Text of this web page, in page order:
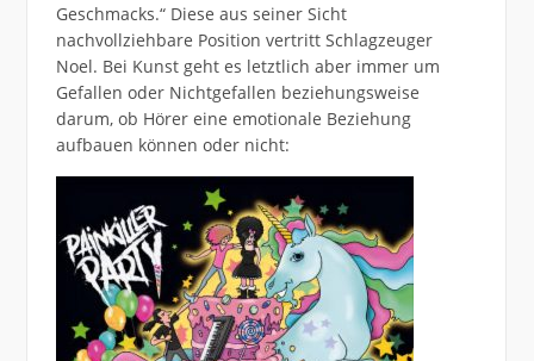
Geschmacks.“ Diese aus seiner Sicht
nachvollziehbare Position vertritt Schlagzeuger
Noel. Bei Kunst geht es letztlich aber immer um
Gefallen oder Nichtgefallen beziehungsweise
darum, ob Hörer eine emotionale Beziehung
aufbauen können oder nicht: